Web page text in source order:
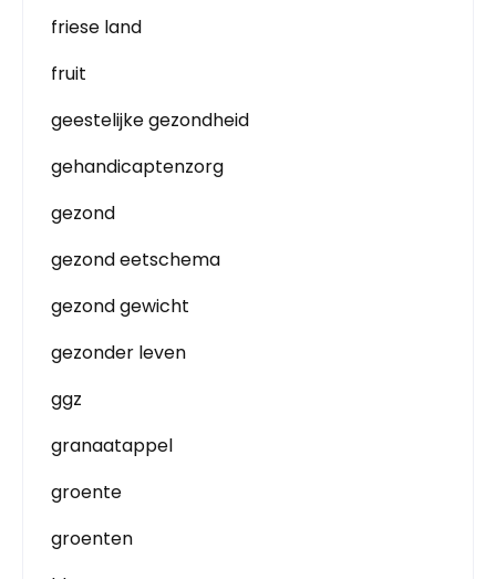
friese land
fruit
geestelijke gezondheid
gehandicaptenzorg
gezond
gezond eetschema
gezond gewicht
gezonder leven
ggz
granaatappel
groente
groenten